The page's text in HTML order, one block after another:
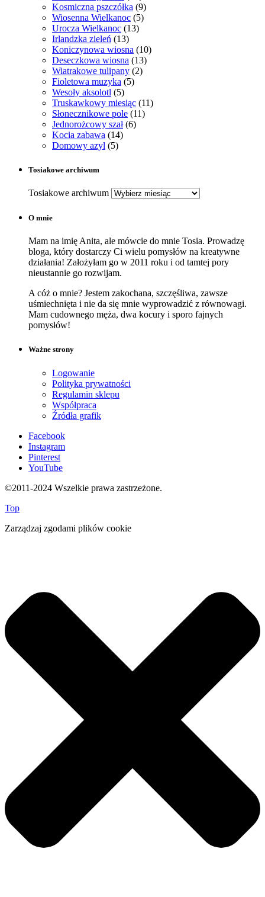
Kosmiczna pszczółka (9)
Wiosenna Wielkanoc (5)
Urocza Wielkanoc (13)
Irlandzka zieleń (13)
Koniczynowa wiosna (10)
Deseczkowa wiosna (13)
Wiatrakowe tulipany (2)
Fioletowa muzyka (5)
Wesoły aksolotl (5)
Truskawkowy miesiąc (11)
Słonecznikowe pole (11)
Jednorożcowy szał (6)
Kocia zabawa (14)
Domowy azyl (5)
Tosiakowe archiwum
Tosiakowe archiwum
O mnie
Mam na imię Anita, ale mówcie do mnie Tosia. Prowadzę
bloga, który dostarczy Ci wielu pomysłów na kreatywne
działania! Założyłam go w 2011 roku i od tamtej pory
nieustannie go rozwijam.
A cóż o mnie? Jestem zakochana, szczęśliwa, zawsze
uśmiechnięta i nie da się mnie wyprowadzić z równowagi.
Mam cudownego męża, dwa kocury i sporo fajnych
pomysłów!
Ważne strony
Logowanie
Polityka prywatności
Regulamin sklepu
Współpraca
Źródła grafik
Facebook
Instagram
Pinterest
YouTube
©2011-2024 Wszelkie prawa zastrzeżone.
Top
Zarządzaj zgodami plików cookie